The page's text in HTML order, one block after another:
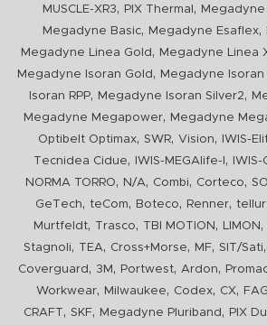
MUSCLE-XR3, PIX Thermal ,
Megadyne Basic, Megadyne Esaflex,
Megadyne Linea Gold , Megadyne Linea
Megadyne Isoran Gold , Megadyne Isoran
Isoran RPP, Megadyne Isoran Silver2,
Megadyne Megapower, Megadyne
Optibelt Optimax, SWR, Vision, IWIS-
Tecnidea Cidue, IWIS-MEGAlife-I , IWIS-
NORMA TORRO, N/A, Combi, Corteco,
GeTech, teCom, Boteco, Renner,
Murtfeldt, Trasco, TBI MOTION , LIMON ,
Stagnoli, TEA, Cross+Morse, MF, SIT/Sati,
Coverguard , 3M , Portwest, Ardon,
Workwear, Milwaukee, Codex, CX, FAG
CRAFT, SKF, Megadyne Pluriband , PIX